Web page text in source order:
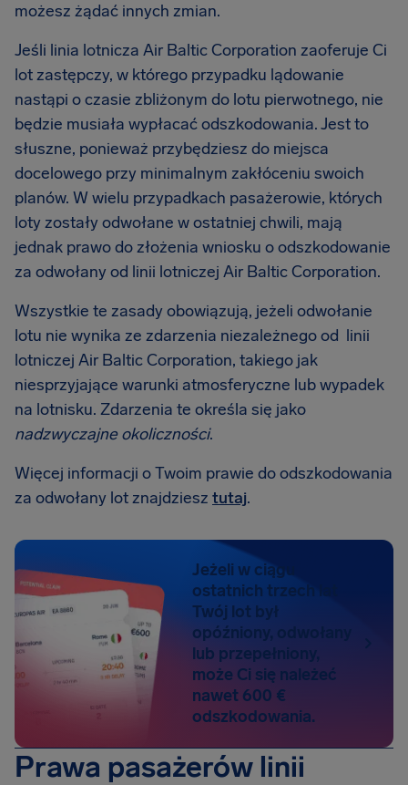
możesz żądać innych zmian.
Jeśli linia lotnicza Air Baltic Corporation zaoferuje Ci
lot zastępczy, w którego przypadku lądowanie
nastąpi o czasie zbliżonym do lotu pierwotnego, nie
będzie musiała wypłacać odszkodowania. Jest to
słuszne, ponieważ przybędziesz do miejsca
docelowego przy minimalnym zakłóceniu swoich
planów. W wielu przypadkach pasażerowie, których
loty zostały odwołane w ostatniej chwili, mają
jednak prawo do złożenia wniosku o odszkodowanie
za odwołany od linii lotniczej Air Baltic Corporation.
Wszystkie te zasady obowiązują, jeżeli odwołanie
lotu nie wynika ze zdarzenia niezależnego od linii
lotniczej Air Baltic Corporation, takiego jak
niesprzyjające warunki atmosferyczne lub wypadek
na lotnisku. Zdarzenia te określa się jako
nadzwyczajne okoliczności.
Więcej informacji o Twoim prawie do odszkodowania
za odwołany lot znajdziesz tutaj.
Jeżeli w ciągu
ostatnich trzech lat
Twój lot był
opóźniony, odwołany
lub przepełniony,
może Ci się należeć
nawet 600 €
odszkodowania.
Prawa pasażerów linii